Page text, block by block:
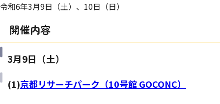
令和6年3月9日（土）、10日（日）
開催内容
3月9日（土）
(1)京都リサーチパーク（10号館 GOCONC）